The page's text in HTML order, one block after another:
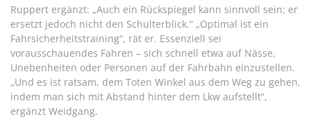
Ruppert ergänzt: „Auch ein Rückspiegel kann sinnvoll sein; er
ersetzt jedoch nicht den Schulterblick.“ „Optimal ist ein
Fahrsicherheitstraining“, rät er. Essenziell sei
vorausschauendes Fahren – sich schnell etwa auf Nässe,
Unebenheiten oder Personen auf der Fahrbahn einzustellen.
„Und es ist ratsam, dem Toten Winkel aus dem Weg zu gehen,
indem man sich mit Abstand hinter dem Lkw aufstellt“,
ergänzt Weidgang.